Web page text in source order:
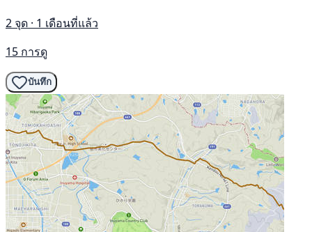
2 จุด · 1 เดือนที่แล้ว
15 การดู
บันทึก